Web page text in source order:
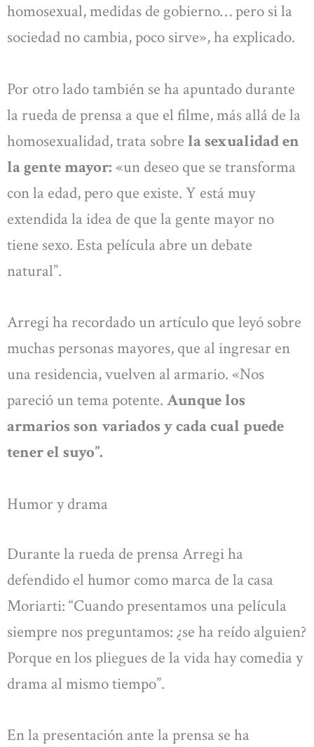
homosexual, medidas de gobierno… pero si la
sociedad no cambia, poco sirve», ha explicado.
Por otro lado también se ha apuntado durante
la rueda de prensa a que el filme, más allá de la
homosexualidad, trata sobre la sexualidad en
la gente mayor: «un deseo que se transforma
con la edad, pero que existe. Y está muy
extendida la idea de que la gente mayor no
tiene sexo. Esta película abre un debate
natural”.
Arregi ha recordado un artículo que leyó sobre
muchas personas mayores, que al ingresar en
una residencia, vuelven al armario. «Nos
pareció un tema potente. Aunque los
armarios son variados y cada cual puede
tener el suyo”.
Humor y drama
Durante la rueda de prensa Arregi ha
defendido el humor como marca de la casa
Moriarti: “Cuando presentamos una película
siempre nos preguntamos: ¿se ha reído alguien?
Porque en los pliegues de la vida hay comedia y
drama al mismo tiempo”.
En la presentación ante la prensa se ha